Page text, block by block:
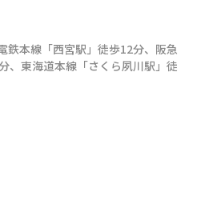
鉄本線 「西宮駅 」 徒歩12分、 阪急
、 東海道本線 「さくら夙川駅 」 徒